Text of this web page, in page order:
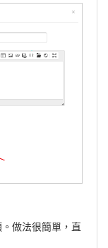
做法很簡單，直